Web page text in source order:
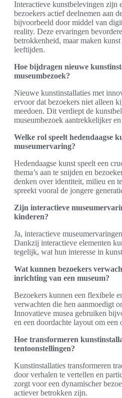
Interactieve kunstbelevingen zijn
bezoekers actief deelnemen aan
bijvoorbeeld door middel van
reality. Deze ervaringen
betrokkenheid, maar maken
leeftijden.
Hoe bijdragen nieuwe
museumbezoek?
Nieuwe kunstinstallaties met
ervoor dat bezoekers niet alleen
meedoen. Dit verdiept de
museumbezoek aantrekkelijker en
Welke rol speelt hedendaagse
museumervaring?
Hedendaagse kunst speelt een
thema’s aan te snijden en
denken over identiteit, milieu en
spreekt vooral de jongere
Zijn interactieve
kinderen?
Ja, interactieve
Dankzij interactieve elementen
tegelijk, wat hun interesse in
Wat kunnen bezoekers
inrichting van een museum?
Bezoekers kunnen een flexibele
verwachten die hen aanmoedigt
Innovatieve musea gebruiken
en een doordachte layout om een
Hoe transformeren
tentoonstellingen?
Kunstinstallaties transformeren
door verhalen te vertellen en
zorgt voor een dynamischer
actiever betrokken zijn.